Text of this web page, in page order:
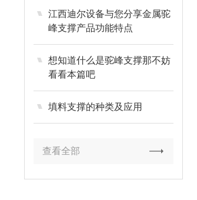
江西迪尔设备与您分享金属驼
峰支撑产品功能特点
想知道什么是驼峰支撑那不妨
看看本篇吧
填料支撑的种类及应用
查看全部